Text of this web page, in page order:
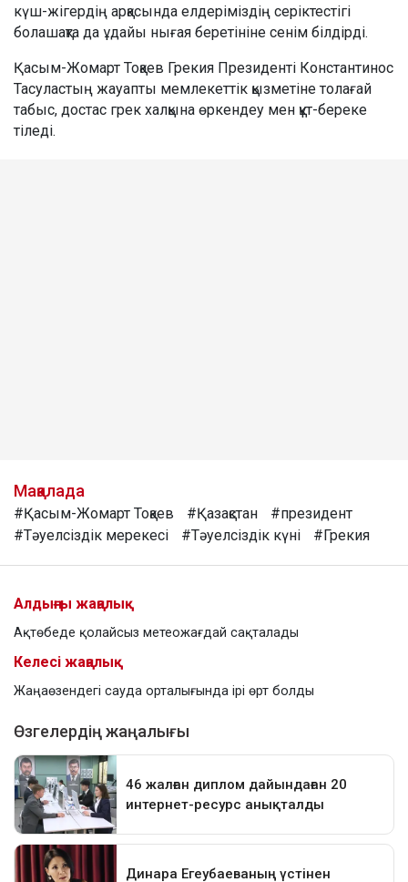
күш-жігердің арқасында елдеріміздің серіктестігі
болашақта да ұдайы нығая беретініне сенім білдірді.
Қасым-Жомарт Тоқаев Грекия Президенті Константинос
Тасуластың жауапты мемлекеттік қызметіне толағай
табыс, достас грек халқына өркендеу мен құт-береке
тіледі.
Мақалада
#Қасым-Жомарт Тоқаев #Қазақстан
#президент
#Тәуелсіздік мерекесі
#Тәуелсіздік күні #Грекия
Алдыңғы жаңалық
Ақтөбеде қолайсыз метеожағдай сақталады
Келесі жаңалық
Жаңаөзендегі сауда орталығында ірі өрт болды